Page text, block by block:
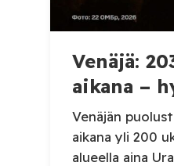
Venäjä:
aikana –
Venäjän
aikana yli 200
alueella aina